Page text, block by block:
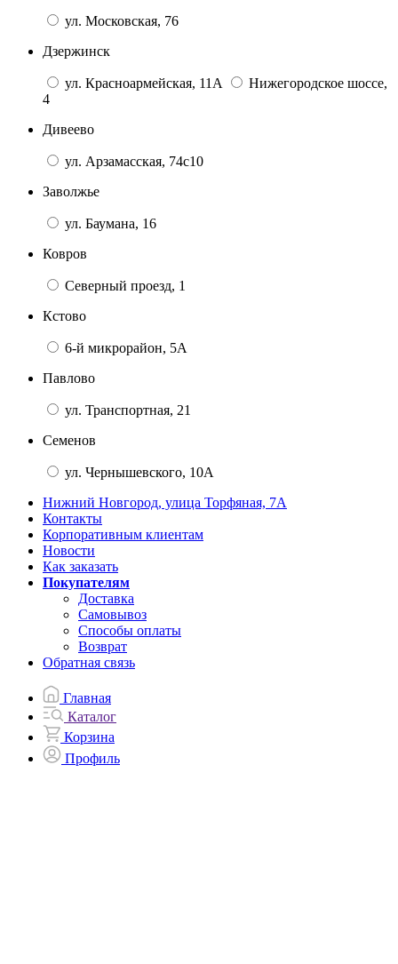
ул. Московская, 76
Дзержинск
ул. Красноармейская, 11А
Нижегородское шоссе,
4
Дивеево
ул. Арзамасская, 74с10
Заволжье
ул. Баумана, 16
Ковров
Северный проезд, 1
Кстово
6-й микрорайон, 5А
Павлово
ул. Транспортная, 21
Семенов
ул. Чернышевского, 10А
Нижний Новгород, улица Торфяная, 7А
Контакты
Корпоративным клиентам
Новости
Как заказать
Покупателям
Доставка
Самовывоз
Способы оплаты
Возврат
Обратная связь
Главная
Каталог
Корзина
Профиль